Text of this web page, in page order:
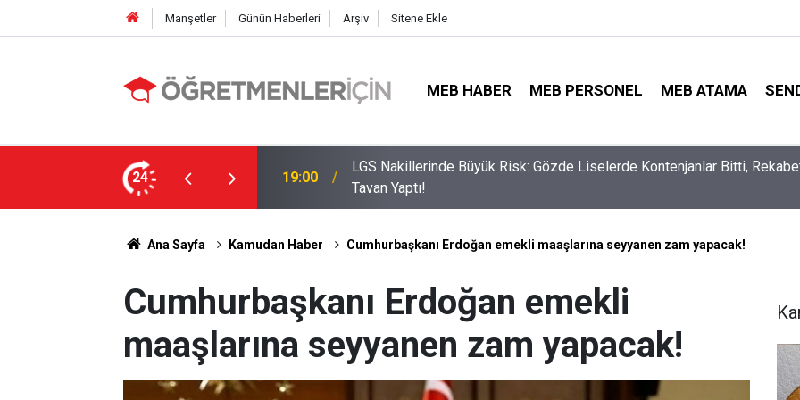
Manşetler Günün Haberleri Arşiv Sitene Ekle
MEB HABER MEB PERSONEL MEB ATAMA
24
Liselerde Kontenjanlar Bitti, Rekabet
09:05 İlçe Milli Eğitim Müdürü Ataması Yapıldı
Ana Sayfa Kamudan Haber Cumhurbaşkanı Erdoğan emekli maaşlarına seyyanen zam yapacak!
Cumhurbaşkanı Erdoğan emekli
maaşlarına seyyanen zam yapacak!